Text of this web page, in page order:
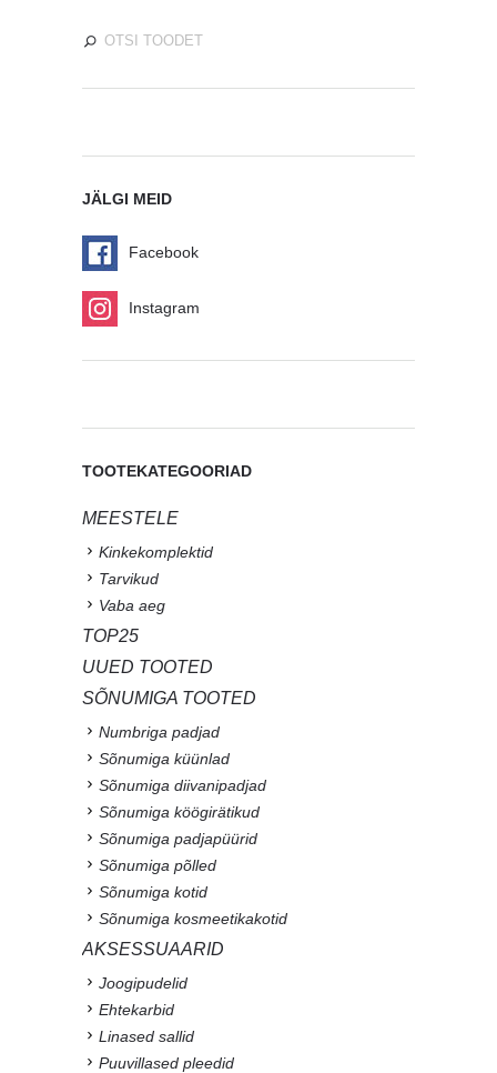
JÄLGI MEID
Facebook
Instagram
TOOTEKATEGOORIAD
MEESTELE
Kinkekomplektid
Tarvikud
Vaba aeg
TOP25
UUED TOOTED
SÕNUMIGA TOOTED
Numbriga padjad
Sõnumiga küünlad
Sõnumiga diivanipadjad
Sõnumiga köögirätikud
Sõnumiga padjapüürid
Sõnumiga põlled
Sõnumiga kotid
Sõnumiga kosmeetikakotid
AKSESSUAARID
Joogipudelid
Ehtekarbid
Linased sallid
Puuvillased pleedid